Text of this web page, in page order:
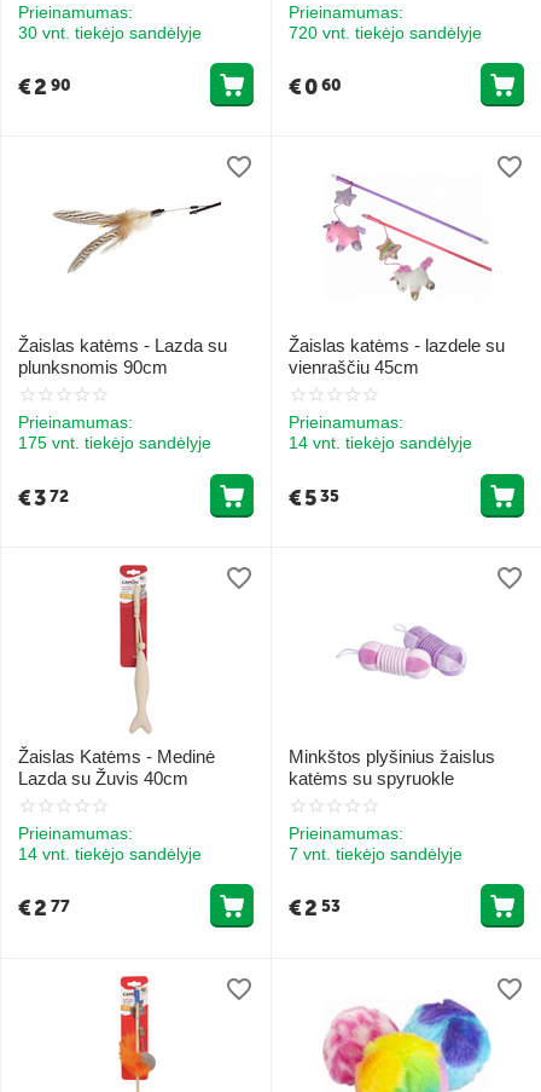
Prieinamumas:
30 vnt. tiekėjo sandėlyje
€2 90
Prieinamumas:
720 vnt. tiekėjo sandėlyje
€060
Žaislas katėms - Lazda su
plunksnomis 90cm
Prieinamumas:
175 vnt. tiekėjo sandėlyje
€372
Žaislas katėms - lazdele su
vienraščiu 45cm
Prieinamumas:
14 vnt. tiekėjo sandėlyje
€535
Žaislas Katėms - Medinė
Lazda su Žuvis 40cm
Prieinamumas:
14 vnt. tiekėjo sandėlyje
€2 77
Minkštos plyšinius žaislus
katėms su spyruokle
Prieinamumas:
7 vnt. tiekėjo sandėlyje
€2 53